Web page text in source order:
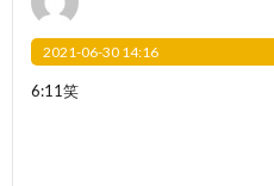
2021-06-30 14:16
6:11笑